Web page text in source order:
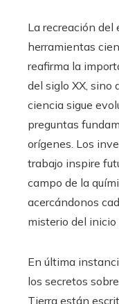
La recreación
herramientas
reafirma la
del siglo XX, sino
ciencia sigue
preguntas
orígenes. Los
trabajo inspire
campo de la
acercándonos
misterio del inicio
En última
los secretos
Tierra están